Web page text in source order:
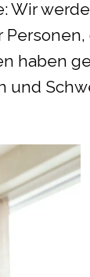
Wir
haben
und